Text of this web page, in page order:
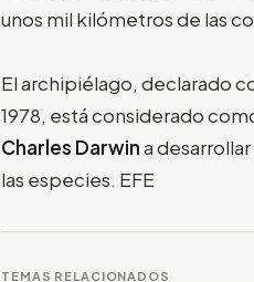
unos mil kilómetros de las
El archipiélago, declarado
1978, está considerado
Charles Darwina
las especies. EFE
TEMAS RELACIONADOS